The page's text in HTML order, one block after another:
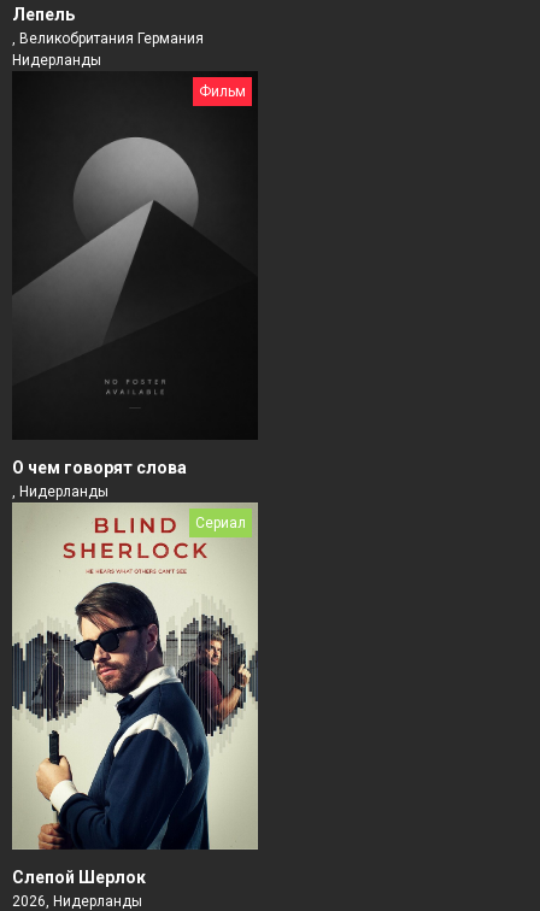
Лепель
, Великобритания Германия
Нидерланды
Фильм
О чем говорят слова
, Нидерланды
Сериал
Слепой Шерлок
2026, Нидерланды